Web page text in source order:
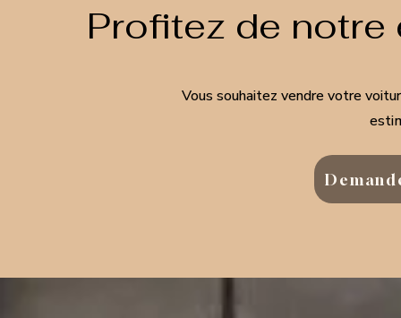
Profitez de
Vous souhaitez vendre votre